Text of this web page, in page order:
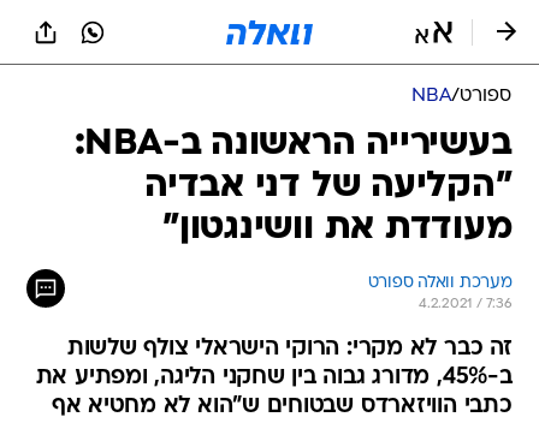
ספורט/
NBA
בעשירייה הראשונה ב-NBA:
"הקליעה של דני אבדיה
מעודדת את וושינגטון"
מערכת וואלה ספורט
4.2.2021 / 7:36
זה כבר לא מקרי: הרוקי הישראלי צולף שלשות
ב-45%, מדורג גבוה בין שחקני הליגה, ומפתיע את
כתבי הוויזארדס שבטוחים ש"הוא לא מחטיא אף